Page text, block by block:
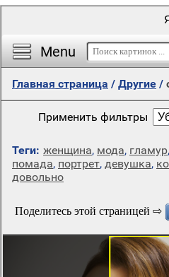
Menu
Главная страница / Другие /
Применить фильтры
Теги: женщина, мода, гламур,
помада, портрет, девушка,
довольно